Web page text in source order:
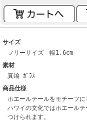
サイズ
フリーサイズ 幅1.6cm
素材
真鍮 ｶﾞﾗｽ
商品仕様
ホエールテールをモチーフに
ハワイの文化ではホエール
つけられます。